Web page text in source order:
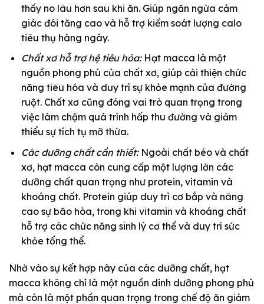
thấy no lâu hơn sau khi ăn. Giúp ngăn ngừa cảm
giác đói tăng cao và hỗ trợ kiểm soát lượng calo
tiêu thụ hàng ngày.
Chất xơ hỗ trợ hệ tiêu hóa:Hạt macca là một
nguồn phong phú của chất xơ, giúp cải thiện chức
năng tiêu hóa và duy trì sự khỏe mạnh của đường
ruột. Chất xơ cũng đóng vai trò quan trọng trong
việc làm chậm quá trình hấp thu đường và giảm
thiểu sự tích tụ mỡ thừa.
Các dưỡng chất cần thiết:Ngoài chất béo và chất
xơ, hạt macca còn cung cấp một lượng lớn các
dưỡng chất quan trọng như protein, vitamin và
khoáng chất. Protein giúp duy trì cơ bắp và nâng
cao sự bão hòa, trong khi vitamin và khoáng chất
hỗ trợ các chức năng sinh lý cơ thể và duy trì sức
khỏe tổng thể.
Nhờ vào sự kết hợp này của các dưỡng chất, hạt
macca không chỉ là một nguồn dinh dưỡng phong phú
mà còn là một phần quan trọng trong chế độ ăn giảm